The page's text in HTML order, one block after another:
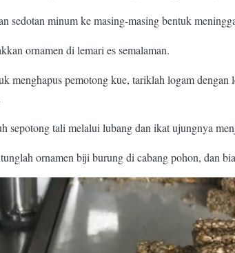
sedotan minum ke masing-masing bentuk
ornamen di lemari es semalaman.
menghapus pemotong kue, tariklah logam
sepotong tali melalui lubang dan ikat ujungnya
ornamen biji burung di cabang pohon, dan